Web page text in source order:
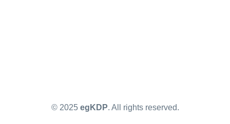
© 2025 egKDP. All rights reserved.